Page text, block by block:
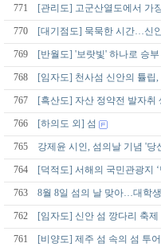
771 [관리도] 고군산열도에서 가
770 [대기점도] 묵묵한 시간…신
769 [반월도] '보랏빛' 하나로 승
768 [임자도] 천사섬 신안의 튤립
767 [흑산도] 자산 정약전 발자취
766 [하의도 외] 섬
765 강제윤 시인, 섬의날 기념 '당
764 [덕적도] 서해의 국민관광지
763 8월 8일 섬의 날 맞아…대학
762 [임자도] 신안 섬 깡다리 축
761 [비양도] 제주 섬 속의 섬 투